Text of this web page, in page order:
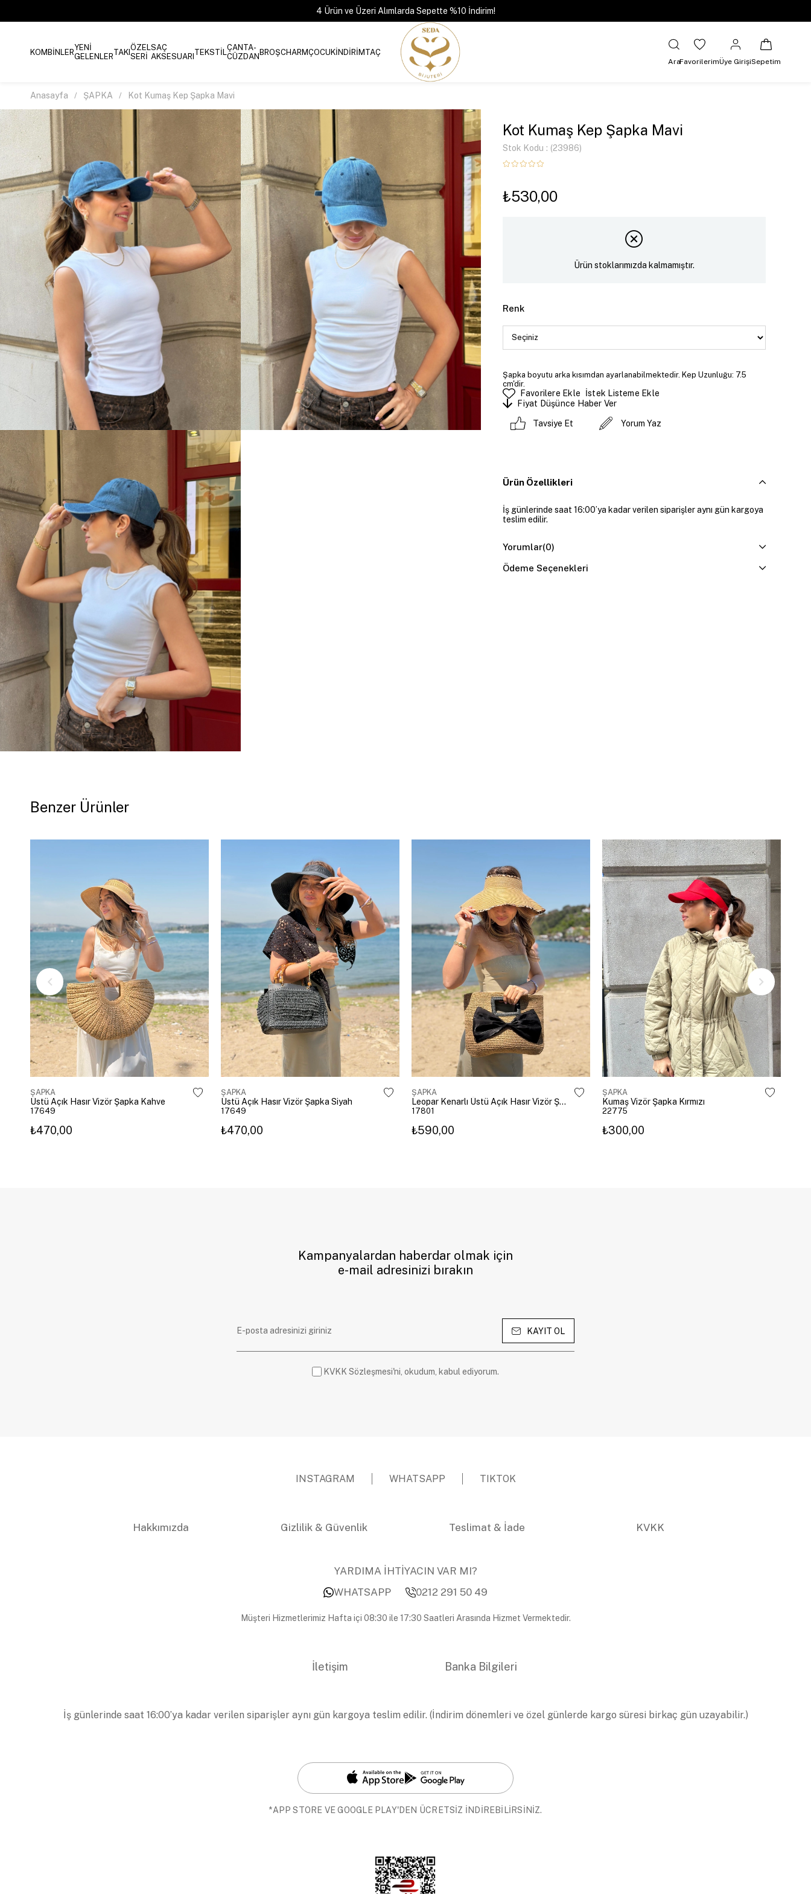
4 Ürün ve Üzeri Alımlarda Sepette %10 İndirim!
KOMBİNLERYENİ
GELENLERTAKIÖZEL
SERİ
SAÇ
AKSESUARI TEKSTİLÇANTA-
CÜZDANBROŞCHARMÇOCUKİNDİRİMTAÇ
AraFavorilerimÜye GirişiSepetim
Anasayfa ŞAPKA Kot Kumaş Kep Şapka Mavi
Kot Kumaş Kep Şapka Mavi
Stok Kodu (23986)
₺530,00
Ürün stoklarımızda kalmamıştır.
Renk
Şapka boyutu arka kısımdan ayarlanabilmektedir. Kep Uzunluğu: 7.5
cm'dir.
Favorilere Ekle
İstek Listeme Ekle
Fiyat Düşünce Haber Ver
Tavsiye Et Yorum Yaz
Ürün Özellikleri
İş günlerinde saat 16:00’ya kadar verilen siparişler aynı gün kargoya
teslim edilir.
Yorumlar(0)
Ödeme Seçenekleri
Benzer Ürünler
ŞAPKA
Üstü Açık Hasır Vizör Şapka Kahve
17649
₺470,00
ŞAPKA
Üstü Açık Hasır Vizör Şapka Siyah
17649
₺470,00
ŞAPKA
Leopar Kenarlı Üstü Açık Hasır Vizör Şapka Kahve
17801
₺590,00
ŞAPKA
Kumaş Vizör Şapka Kırmızı
22775
₺300,00
Kampanyalardan haberdar olmak için
e-mail adresinizi bırakın
KAYIT OL
KVKK Sözleşmesi'ni, okudum, kabul ediyorum.
INSTAGRAM WHATSAPP TIKTOK
Hakkımızda Gizlilik & Güvenlik Teslimat & İade KVKK
YARDIMA İHTİYACIN VAR MI?
WHATSAPP
0212 291 50 49
Müşteri Hizmetlerimiz Hafta içi 08:30 ile 17:30 Saatleri Arasında Hizmet Vermektedir.
İletişim Banka Bilgileri
İş günlerinde saat 16:00’ya kadar verilen siparişler aynı gün kargoya teslim edilir. (İndirim dönemleri ve özel günlerde kargo süresi birkaç gün uzayabilir.)
*APP STORE VE GOOGLE PLAY'DEN ÜCRETSİZ İNDİREBİLİRSİNİZ.